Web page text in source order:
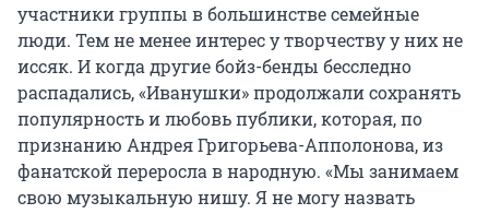
участники группы в большинстве семейные
люди. Тем не менее интерес у творчеству у них не
иссяк. И когда другие бойз-бенды бесследно
распадались, «Иванушки» продолжали сохранять
популярность и любовь публики, которая, по
признанию Андрея Григорьева-Апполонова, из
фанатской переросла в народную. «Мы занимаем
свою музыкальную нишу. Я не могу назвать